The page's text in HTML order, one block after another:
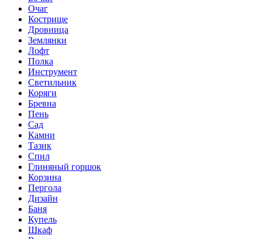
Очаг
Кострище
Дровница
Землянки
Лофт
Полка
Инструмент
Светильник
Коряги
Бревна
Пень
Сад
Камни
Тазик
Спил
Глиняный горшок
Корзина
Пергола
Дизайн
Баня
Купель
Шкаф